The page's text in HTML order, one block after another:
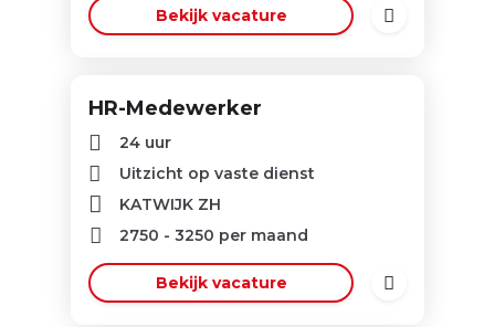
Bekijk vacature
HR-Medewerker
24 uur
Uitzicht op vaste dienst
KATWIJK ZH
2750 - 3250 per maand
Bekijk vacature